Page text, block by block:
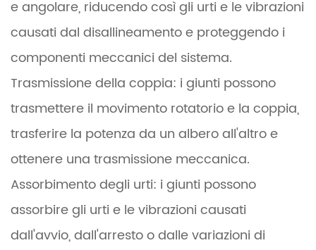
e angolare, riducendo così gli urti e le vibrazioni
causati dal disallineamento e proteggendo i
componenti meccanici del sistema.
Trasmissione della coppia: i giunti possono
trasmettere il movimento rotatorio e la coppia,
trasferire la potenza da un albero all'altro e
ottenere una trasmissione meccanica.
Assorbimento degli urti: i giunti possono
assorbire gli urti e le vibrazioni causati
dall'avvio, dall'arresto o dalle variazioni di